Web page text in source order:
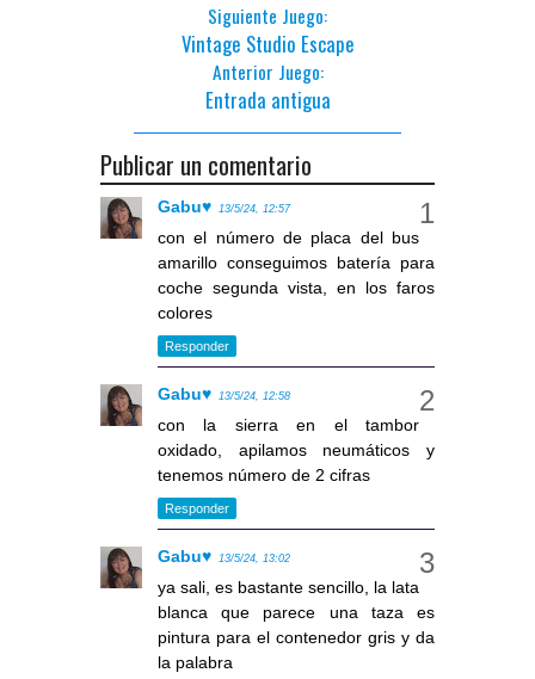
Siguiente Juego:
Vintage Studio Escape
Anterior Juego:
Entrada antigua
Publicar un comentario
Gabu♥ 13/5/24, 12:57
con el número de placa del bus
amarillo conseguimos batería para
coche segunda vista, en los faros
colores
Responder
Gabu♥ 13/5/24, 12:58
con la sierra en el tambor
oxidado, apilamos neumáticos y
tenemos número de 2 cifras
Responder
Gabu♥ 13/5/24, 13:02
ya sali, es bastante sencillo, la lata
blanca que parece una taza es
pintura para el contenedor gris y da
la palabra